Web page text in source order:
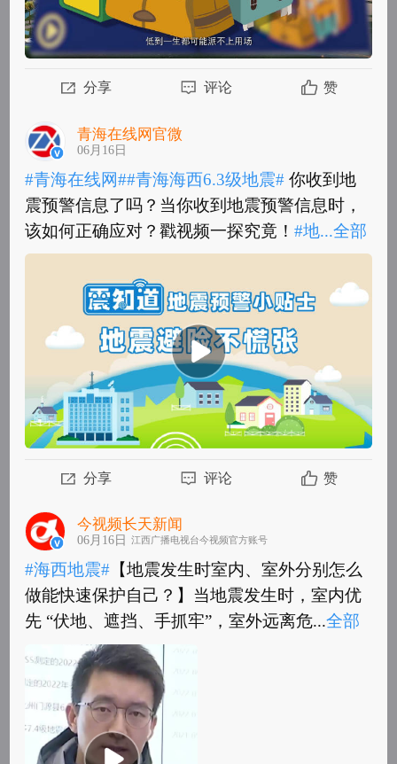
分享 评论 赞
青海在线网官微
06月16日
#青海在线网##青海海西6.3级地震# 你收到地
震预警信息了吗？当你收到地震预警信息时，
该如何正确应对？戳视频一探究竟！#地...全部
#青海在线网##青海海西6.3级地震#你收到地
震预警信息了吗？当你收到地震预警信息时，
该如何正确应对？戳视频一探究竟！#地震...全
分享 评论 赞
今视频长天新闻
06月16日 江西广播电视台今视频官方账号
#海西地震# 【地震发生时室内、室外分别怎么
做能快速保护自己？】当地震发生时，室内优
先 “伏地、遮挡、手抓牢”，室外远离危...全部
#海西地震#【地震发生时室内、室外分别怎么
做能快速保护自己？】当地震发生时，室内优
先 “伏地、遮挡、手抓牢”，室外远离危险...
部